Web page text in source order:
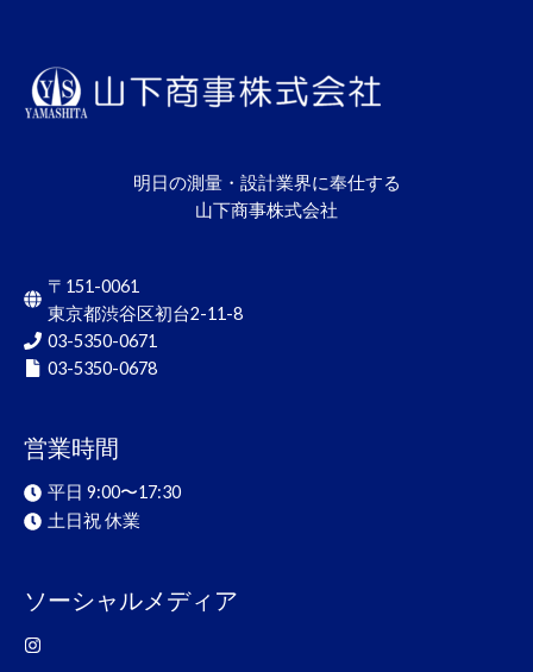
明日の測量・設計業界に奉仕する
山下商事株式会社
〒151-0061
東京都渋谷区初台2-11-8
03-5350-0671
03-5350-0678
営業時間
平日 9:00〜17:30
土日祝 休業
ソーシャルメディア